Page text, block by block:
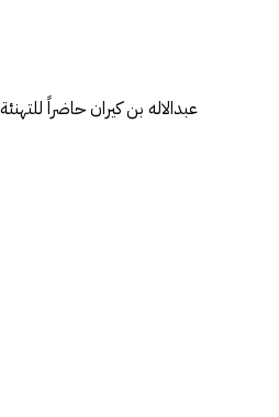
عبدالاله بن كيران حاضراً للتهنئة